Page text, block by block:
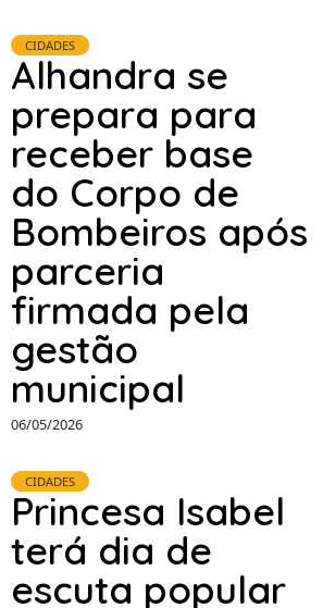
CIDADES
Alhandra se
prepara para
receber base
do Corpo de
Bombeiros após
parceria
firmada pela
gestão
municipal
06/05/2026
CIDADES
Princesa Isabel
terá dia de
escuta popular